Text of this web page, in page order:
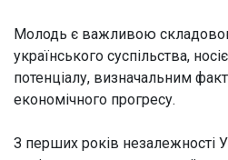
Молодь є важливою
українського суспільства,
потенціалу, визначальним
економічного прогресу.
З перших років незалежності